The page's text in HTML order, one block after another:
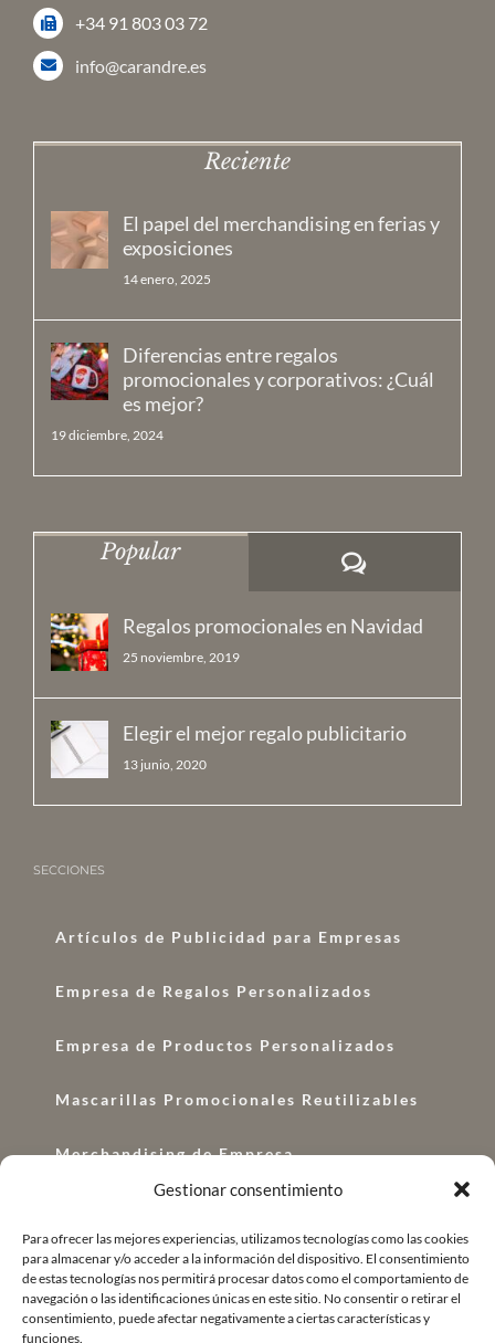
Gestionar consentimiento
Para ofrecer las mejores experiencias, utilizamos tecnologías como las cookies
para almacenar y/o acceder a la información del dispositivo. El consentimiento
de estas tecnologías nos permitirá procesar datos como el comportamiento de
navegación o las identificaciones únicas en este sitio. No consentir o retirar el
consentimiento, puede afectar negativamente a ciertas características y
funciones.
+34 91 803 03 72
info@carandre.es
Reciente
El papel del merchandising en ferias y
exposiciones
14 enero, 2025
Diferencias entre regalos
promocionales y corporativos: ¿Cuál
es mejor?
19 diciembre, 2024
Popular Comentarios
Regalos promocionales en Navidad
25 noviembre, 2019
Elegir el mejor regalo publicitario
13 junio, 2020
SECCIONES
Artículos de Publicidad para Empresas
Empresa de Regalos Personalizados
Empresa de Productos Personalizados
Mascarillas Promocionales Reutilizables
Merchandising de Empresa
Regalos Corporativos
Regalo de Empresa Original